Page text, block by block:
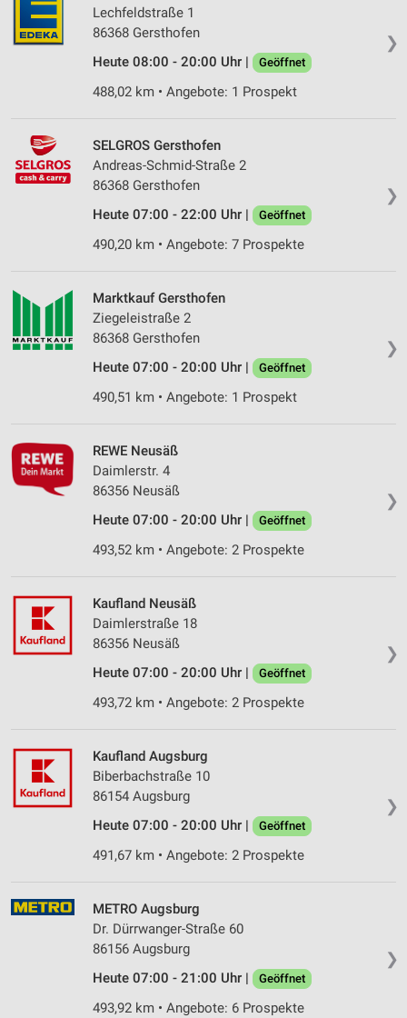
❯
Lechfeldstraße 1
86368 Gersthofen
Heute 08:00 - 20:00 Uhr |
Geöffnet
488,02 km • Angebote: 1 Prospekt
❯
SELGROS Gersthofen
Andreas-Schmid-Straße 2
86368 Gersthofen
Heute 07:00 - 22:00 Uhr |
Geöffnet
490,20 km • Angebote: 7 Prospekte
❯
Marktkauf Gersthofen
Ziegeleistraße 2
86368 Gersthofen
Heute 07:00 - 20:00 Uhr |
Geöffnet
490,51 km • Angebote: 1 Prospekt
❯
REWE Neusäß
Daimlerstr. 4
86356 Neusäß
Heute 07:00 - 20:00 Uhr |
Geöffnet
493,52 km • Angebote: 2 Prospekte
❯
Kaufland Neusäß
Daimlerstraße 18
86356 Neusäß
Heute 07:00 - 20:00 Uhr |
Geöffnet
493,72 km • Angebote: 2 Prospekte
❯
Kaufland Augsburg
Biberbachstraße 10
86154 Augsburg
Heute 07:00 - 20:00 Uhr |
Geöffnet
491,67 km • Angebote: 2 Prospekte
❯
METRO Augsburg
Dr. Dürrwanger-Straße 60
86156 Augsburg
Heute 07:00 - 21:00 Uhr |
Geöffnet
493,92 km • Angebote: 6 Prospekte